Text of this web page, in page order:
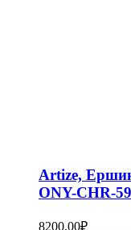
Artize,
ONY-CHR-
8200,00₽